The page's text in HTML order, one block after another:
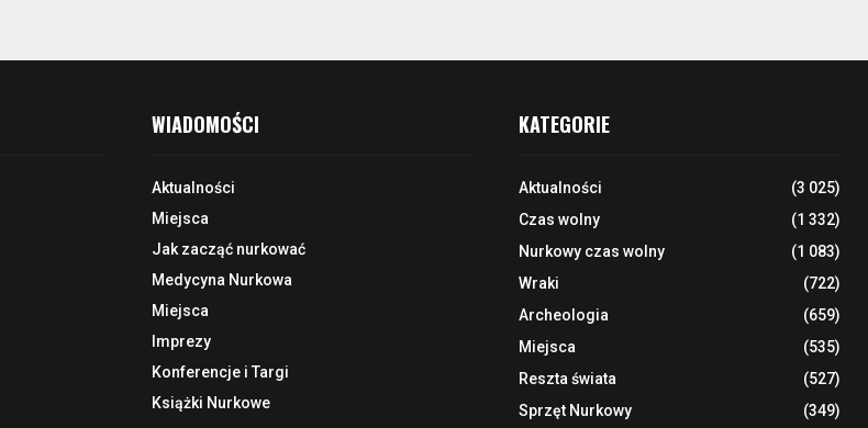
WIADOMOŚCI
Aktualności
Miejsca
Jak zacząć nurkować
Medycyna Nurkowa
Miejsca
Imprezy
Konferencje i Targi
Książki Nurkowe
KATEGORIE
Aktualności
(3 025)
Czas wolny
(1 332)
Nurkowy czas wolny
(1 083)
Wraki
(722)
Archeologia
(659)
Miejsca
(535)
Reszta świata
(527)
Sprzęt Nurkowy
(349)